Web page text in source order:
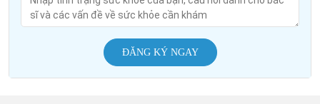
ĐĂNG KÝ NGAY